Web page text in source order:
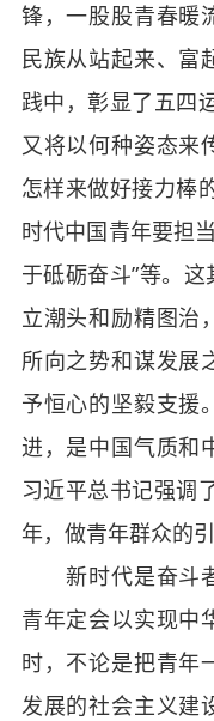
锋，一股股青春暖
民族从站起来、富
践中，彰显了五四
又将以何种姿态来
怎样来做好接力棒
时代中国青年要担
于砥砺奋斗”等。
立潮头和励精图治
所向之势和谋发展
予恒心的坚毅支援
进，是中国气质和
习近平总书记强调
年，做青年群众的
新时代是奋斗者
青年定会以实现中
时，不论是把青年
发展的社会主义建